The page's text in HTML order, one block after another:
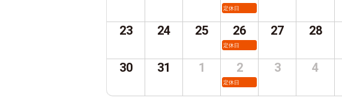
定休日
23 24 25 26
定休日
27 28
30 31 1 2
定休日
3 4